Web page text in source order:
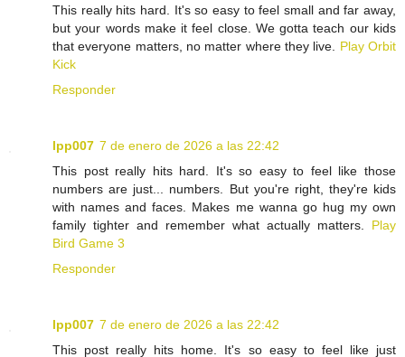
This really hits hard. It's so easy to feel small and far away,
but your words make it feel close. We gotta teach our kids
that everyone matters, no matter where they live. Play Orbit
Kick
Responder
lpp007 7 de enero de 2026 a las 22:42
This post really hits hard. It's so easy to feel like those
numbers are just... numbers. But you're right, they're kids
with names and faces. Makes me wanna go hug my own
family tighter and remember what actually matters. Play
Bird Game 3
Responder
lpp007 7 de enero de 2026 a las 22:42
This post really hits home. It's so easy to feel like just